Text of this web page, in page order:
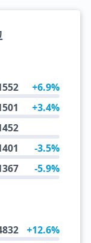
+6.9%
+3.4%
-3.5%
-5.9%
+12.6%